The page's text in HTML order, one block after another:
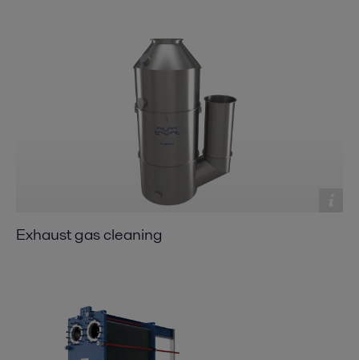
Exhaust gas cleaning